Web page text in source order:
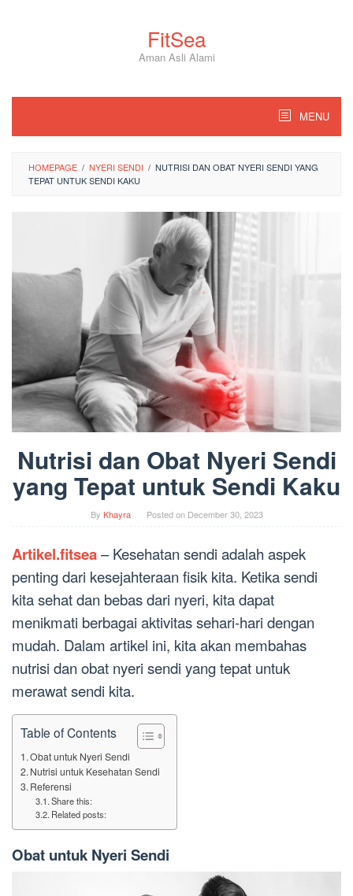
FitSea
Aman Asli Alami
MENU
HOMEPAGE / NYERI SENDI / NUTRISI DAN OBAT NYERI SENDI YANG
TEPAT UNTUK SENDI KAKU
Nutrisi dan Obat Nyeri Sendi
yang Tepat untuk Sendi Kaku
By Khayra Posted on December 30, 2023
Artikel.fitsea– Kesehatan sendi adalah aspek
penting dari kesejahteraan fisik kita. Ketika sendi
kita sehat dan bebas dari nyeri, kita dapat
menikmati berbagai aktivitas sehari-hari dengan
mudah. Dalam artikel ini, kita akan membahas
nutrisi dan obat nyeri sendi yang tepat untuk
merawat sendi kita.
Table of Contents
Obat untuk Nyeri Sendi
Nutrisi untuk Kesehatan Sendi
Referensi
Share this:
Related posts:
Obat untuk Nyeri Sendi